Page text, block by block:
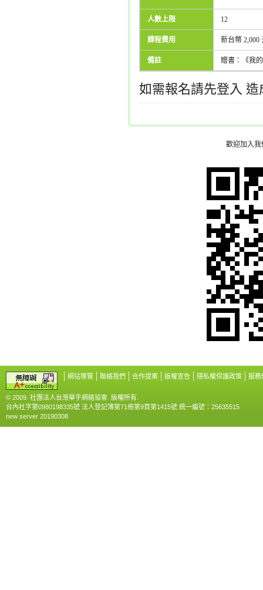
人數上限 12
課程費用 新台幣 2,000
備註 贈書：《我
如需報名請先登入
歡迎加入
網站導覽 聯絡我們 合作提案 版權宣告 隱私權保護政策 服務
© 2009. 社團法人台灣舉手網絡協會. 版權所有.
台內社字第0980198335號 法人登記簿第71冊第9頁第1415號 統一編號：25635515
new server 20190308